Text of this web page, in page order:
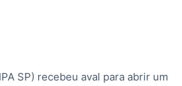
SP) recebeu aval para abrir um